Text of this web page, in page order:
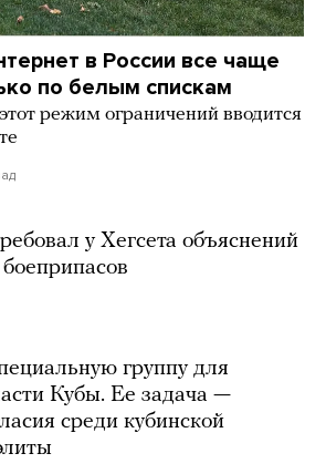
в России все чаще
по белым спискам
режим ограничений вводится
у Хегсета объяснений
группу для
Кубы. Ее задача —
среди кубинской